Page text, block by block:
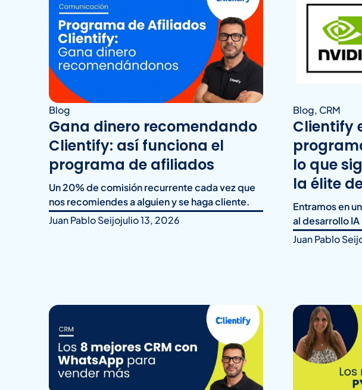
Blog
Gana dinero recomendando
Clientify: así funciona el
programa de afiliados
Un 20% de comisión recurrente cada vez que
nos recomiendes a alguien y se haga cliente.
Juan Pablo Seijojulio 13, 2026
Blog, CRM
Clientify
lo que
la élite
Entramos en
al desarrollo
Juan Pablo